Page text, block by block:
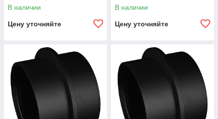
В наличии
Цену уточняйте
В наличии
Цену уточняйте